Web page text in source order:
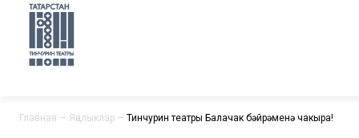
Главная — Яңалыклар — Тинчурин театры Балачак бәйрәменә чакыра!